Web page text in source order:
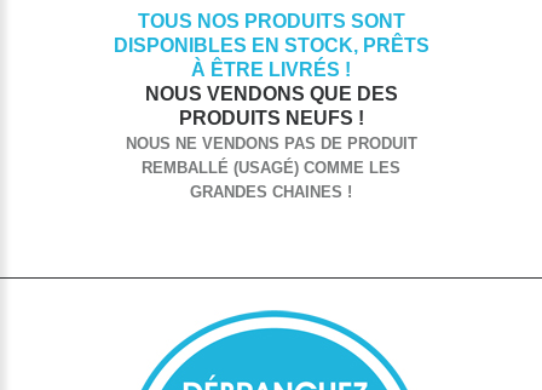
TOUS NOS PRODUITS SONT
DISPONIBLES EN STOCK, PRÊTS
À ÊTRE LIVRÉS !
NOUS VENDONS QUE DES
PRODUITS NEUFS !
NOUS NE VENDONS PAS DE PRODUIT
REMBALLÉ (USAGÉ) COMME LES
GRANDES CHAINES !